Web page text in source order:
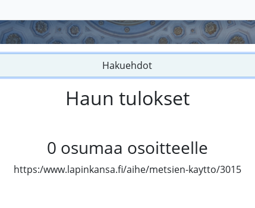
Hakuehdot
Haun tulokset
0 osumaa osoitteelle
https:/www.lapinkansa.fi/aihe/metsien-kaytto/3015